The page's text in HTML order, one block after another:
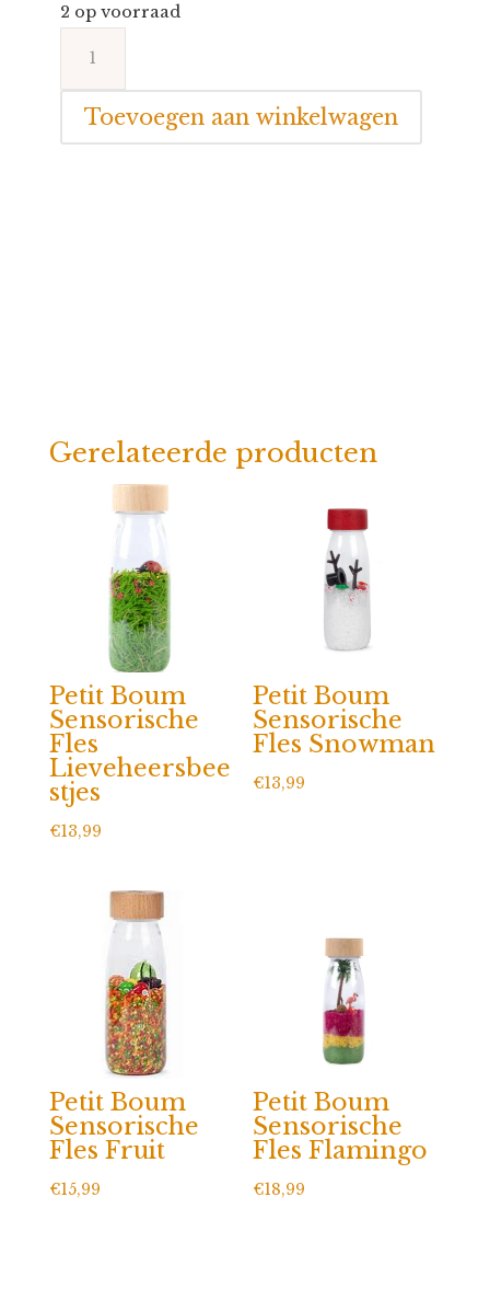
2 op voorraad
Boum
Sensorische
FlesToevoegen aan winkelwagen
Gerelateerde producten
Petit Boum
Sensorische
Fles
Lieveheersbee
stjes
€13,99
Petit Boum
Sensorische
Fles Snowman
€13,99
Petit Boum
Sensorische
Fles Fruit
€15,99
Petit Boum
Sensorische
Fles Flamingo
€18,99